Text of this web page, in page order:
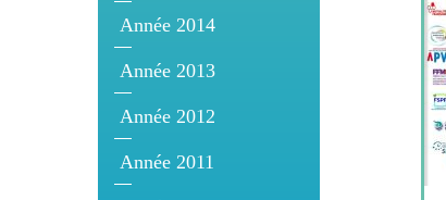
Année 2014
Année 2013
Année 2012
Année 2011